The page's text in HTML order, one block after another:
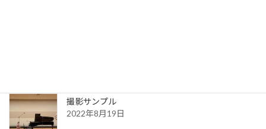
撮影サンプル
2022年8月19日